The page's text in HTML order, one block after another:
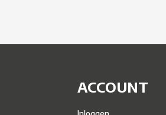
ACCOUNT